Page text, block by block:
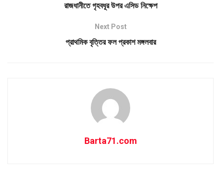
রাজধানীতে গৃহবধূর উপর এসিড নিক্ষেপ
Next Post
প্রাথমিক বৃত্তির ফল প্রকাশ মঙ্গলবার
Barta71.com